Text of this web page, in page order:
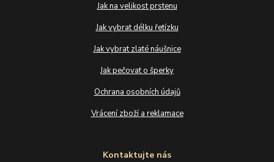
Jak na velikost prstenu
Jak vybrat délku řetízku
Jak vybrat zlaté náušnice
Jak pečovat o šperky
Ochrana osobních údajů
Vrácení zboží a reklamace
Kontaktujte nás